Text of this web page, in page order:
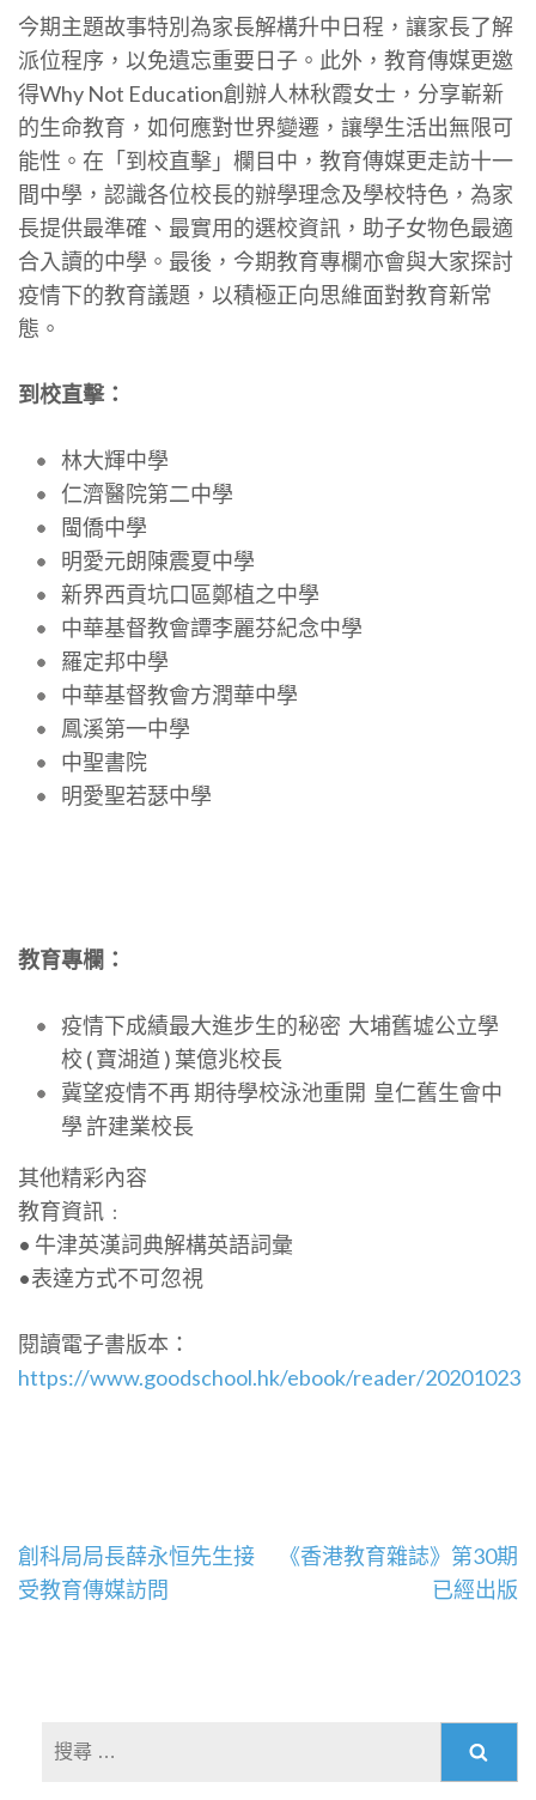
今期主題故事特別為家長解構升中日程，讓家長了解
派位程序，以免遺忘重要日子。此外，教育傳媒更邀
得Why Not Education創辦人林秋霞女士，分享嶄新
的生命教育，如何應對世界變遷，讓學生活出無限可
能性。在「到校直擊」欄目中，教育傳媒更走訪十一
間中學，認識各位校長的辦學理念及學校特色，為家
長提供最準確、最實用的選校資訊，助子女物色最適
合入讀的中學。最後，今期教育專欄亦會與大家探討
疫情下的教育議題，以積極正向思維面對教育新常
態。
到校直擊：
林大輝中學
仁濟醫院第二中學
閩僑中學
明愛元朗陳震夏中學
新界西貢坑口區鄭植之中學
中華基督教會譚李麗芬紀念中學
羅定邦中學
中華基督教會方潤華中學
鳳溪第一中學
中聖書院
明愛聖若瑟中學
教育專欄：
疫情下成績最大進步生的秘密 大埔舊墟公立學
校 ( 寶湖道 ) 葉億兆校長
冀望疫情不再 期待學校泳池重開 皇仁舊生會中
學 許建業校長
其他精彩內容
教育資訊﹕
• 牛津英漢詞典解構英語詞彙
•表達方式不可忽視
閱讀電子書版本：
https://www.goodschool.hk/ebook/reader/20201023
文
章
創科局局長薛永恒先生接
受教育傳媒訪問
《香港教育雜誌》第30期
已經出版